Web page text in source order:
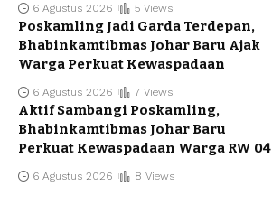
6 Agustus 2026 5 Views
Poskamling Jadi Garda Terdepan,
Bhabinkamtibmas Johar Baru Ajak
Warga Perkuat Kewaspadaan
6 Agustus 2026 7 Views
Aktif Sambangi Poskamling,
Bhabinkamtibmas Johar Baru
Perkuat Kewaspadaan Warga RW 04
6 Agustus 2026 8 Views